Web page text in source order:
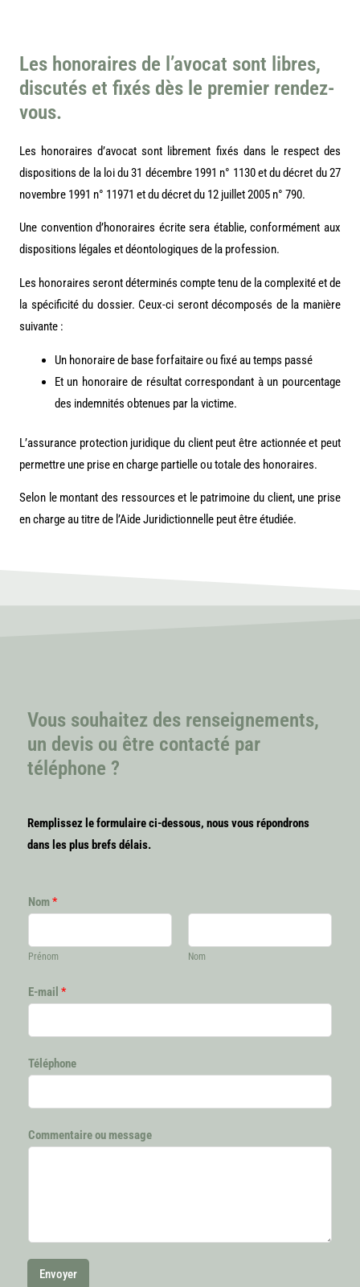
Les honoraires de l’avocat sont libres,
discutés et fixés dès le premier rendez-
vous.
Les honoraires d’avocat sont librement fixés dans le respect des
dispositions de la loi du 31 décembre 1991 n° 1130 et du décret du 27
novembre 1991 n° 11971 et du décret du 12 juillet 2005 n° 790.
Une convention d’honoraires écrite sera établie, conformément aux
dispositions légales et déontologiques de la profession.
Les honoraires seront déterminés compte tenu de la complexité et de
la spécificité du dossier. Ceux-ci seront décomposés de la manière
suivante :
Un honoraire de base forfaitaire ou fixé au temps passé
Et un honoraire de résultat correspondant à un pourcentage
des indemnités obtenues par la victime.
L’assurance protection juridique du client peut être actionnée et peut
permettre une prise en charge partielle ou totale des honoraires.
Selon le montant des ressources et le patrimoine du client, une prise
en charge au titre de l’Aide Juridictionnelle peut être étudiée.
Vous souhaitez des renseignements,
un devis ou être contacté par
téléphone ?
Remplissez le formulaire ci-dessous, nous vous répondrons
dans les plus brefs délais.
Nom*
Prénom Nom
E-mail *
Téléphone
Commentaire ou message
Envoyer